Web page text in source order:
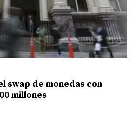
swap de monedas con
millones